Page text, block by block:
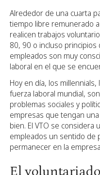
Alrededor de una cuarta
tiempo libre remunerado
realicen trabajos
80, 90 o incluso
empleados son muy
laboral en el que se
Hoy en día, los
fuerza laboral mundial,
problemas sociales y
empresas que tengan
bien. El VTO se considera
empleados un sentido de
permanecer en la
El